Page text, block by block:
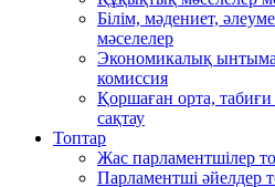
Білім, мәдениет,
мәселелер
Экономикалық
комиссия
Қоршаған орта,
сақтау
Топтар
Жас парламентшілер
Парламентші әйелдер